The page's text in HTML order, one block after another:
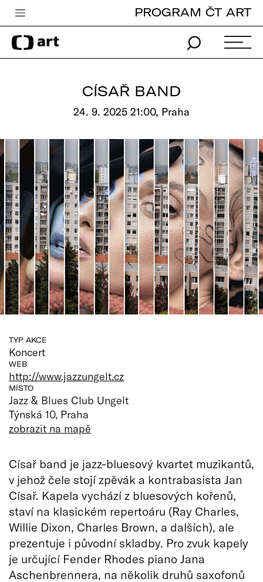
Česká televize
Zpravodajství
Pro děti
edu
Vše o ČT
PROGRAM ČT ART
CÍSAŘ BAND
24. 9. 2025 21:00, Praha
TYP AKCE
Koncert
WEB
http://www.jazzungelt.cz
MÍSTO
Jazz & Blues Club Ungelt
Týnská 10, Praha
zobrazit na mapě
Císař band je jazz-bluesový kvartet muzikantů,
v jehož čele stojí zpěvák a kontrabasista Jan
Císař. Kapela vychází z bluesových kořenů,
staví na klasickém repertoáru (Ray Charles,
Willie Dixon, Charles Brown, a dalších), ale
prezentuje i původní skladby. Pro zvuk kapely
je určující Fender Rhodes piano Jana
Aschenbrennera, na několik druhů saxofonů